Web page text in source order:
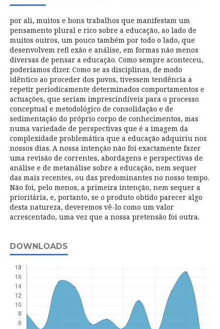
por ali, muitos e bons trabalhos que manifestam um
pensamento plural e rico sobre a educação, ao lado de
muitos outros, um pouco também por todo o lado, que
desenvolvem refl exão e análise, em formas não menos
diversas de pensar a educação. Como sempre aconteceu,
poderíamos dizer. Como se as disciplinas, de modo
idêntico ao proceder dos povos, tivessem tendência a
repetir periodicamente determinados comportamentos e
actuações, que seriam imprescindíveis para o processo
conceptual e metodológico de consolidação e de
sedimentação do próprio corpo de conhecimentos, mas
numa variedade de perspectivas que é a imagem da
complexidade problemática que a educação adquiriu nos
nossos dias. A nossa intenção não foi exactamente fazer
uma revisão de correntes, abordagens e perspectivas de
análise e de metanálise sobre a educação, nem sequer
das mais recentes, ou das predominantes no nosso tempo.
Não foi, pelo menos, a primeira intenção, nem sequer a
prioritária, e, portanto, se o produto obtido parecer algo
desta natureza, deveremos vê-lo como um valor
acrescentado, uma vez que a nossa pretensão foi outra.
DOWNLOADS